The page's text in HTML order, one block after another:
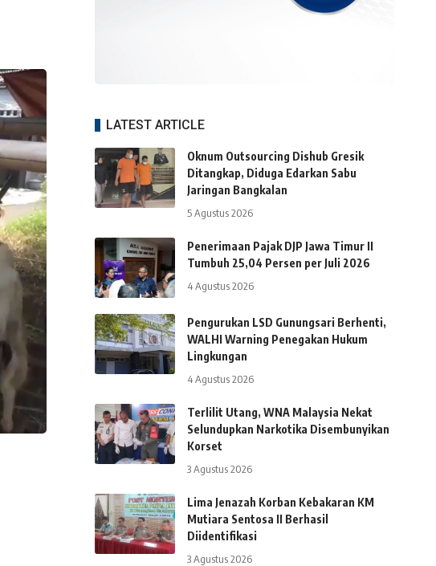
LATEST ARTICLE
Oknum Outsourcing Dishub Gresik
Ditangkap, Diduga Edarkan Sabu
Jaringan Bangkalan
5 Agustus 2026
Penerimaan Pajak DJP Jawa Timur II
Tumbuh 25,04 Persen per Juli 2026
4 Agustus 2026
Pengurukan LSD Gunungsari Berhenti,
WALHI Warning Penegakan Hukum
Lingkungan
4 Agustus 2026
Terlilit Utang, WNA Malaysia Nekat
Selundupkan Narkotika Disembunyikan
Korset
3 Agustus 2026
Lima Jenazah Korban Kebakaran KM
Mutiara Sentosa II Berhasil
Diidentifikasi
3 Agustus 2026